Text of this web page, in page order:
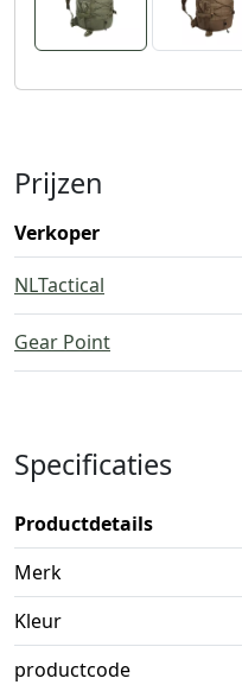
Prijzen
Verkoper
NLTactical
Gear Point
Specificaties
Productdetails
Merk
Kleur
productcode